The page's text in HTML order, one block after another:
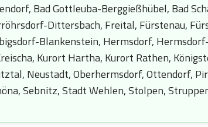
Bad Gottleuba-Berggießhübel, Bad
Dittersbach, Freital, Fürstenau,
Blankenstein, Hermsdorf,
Kurort Hartha, Kurort Rathen,
Neustadt, Oberhermsdorf, Ottendorf,
Sebnitz, Stadt Wehlen, Stolpen,